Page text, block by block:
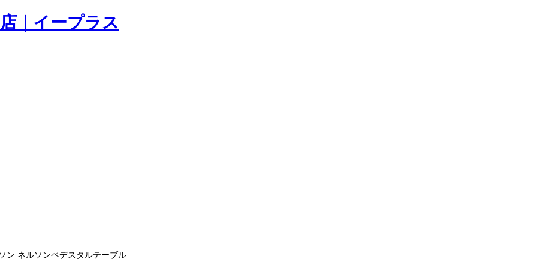
ン ネルソンペデスタルテーブル